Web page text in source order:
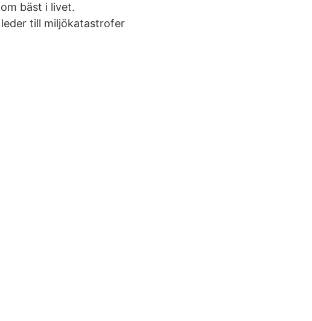
bäst i livet.
till miljökatastrofer